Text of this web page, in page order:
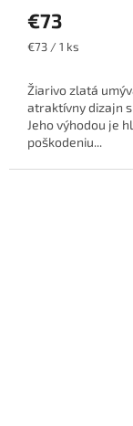
€73
Jednotková
€73 / 1 ks
Žiarivo zlatá
atraktívny dizajn
Jeho výhodou je
poškodeniu...